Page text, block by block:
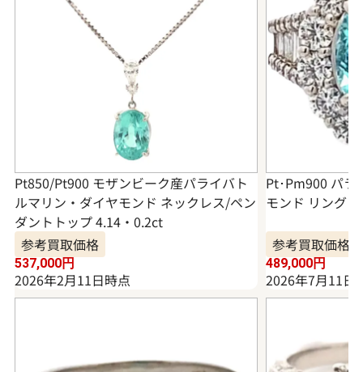
Pt850/Pt900 モザンビーク産パライバト
ルマリン・ダイヤモンド ネックレス/ペン
ダントトップ 4.14・0.2ct
参考買取価格
537,000円
2026年2月11日時点
Pt･Pm900 パラ
モンド リング
参考買取価格
489,000円
2026年7月11日